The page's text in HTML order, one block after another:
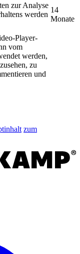
zur Analyse
werden
14
Monate
Player-
vom
werden,
zu
und
zum